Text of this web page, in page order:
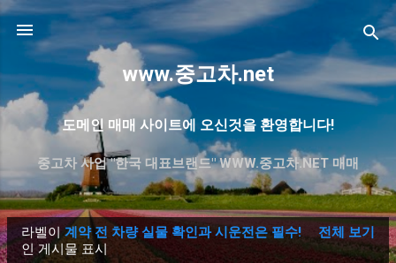
기본 콘텐츠로 건너뛰기
www.중고차.net
도메인 매매 사이트에 오신것을 환영합니다!
중고차 사업 "한국 대표브랜드" WWW.중고차.NET 매매
글
라벨이계약 전 차량 실물 확인과 시운전은 필수!
인 게시물 표시
전체 보기